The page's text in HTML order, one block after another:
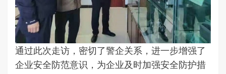
通过此次走访，密切了警企关系，进一步增强了
企业安全防范意识，为企业及时加强安全防护措